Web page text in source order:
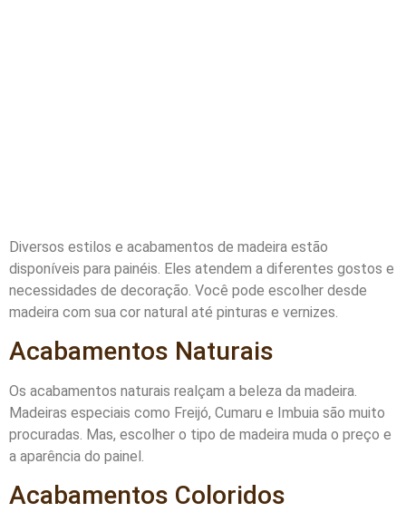
Diversos estilos e acabamentos de madeira estão
disponíveis para painéis. Eles atendem a diferentes gostos e
necessidades de decoração. Você pode escolher desde
madeira com sua cor natural até pinturas e vernizes.
Acabamentos Naturais
Os acabamentos naturais realçam a beleza da madeira.
Madeiras especiais como Freijó, Cumaru e Imbuia são muito
procuradas. Mas, escolher o tipo de madeira muda o preço e
a aparência do painel.
Acabamentos Coloridos